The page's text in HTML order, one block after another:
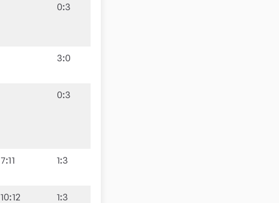
0:3
3:0
0:3
7:11 1:3
10:12 1:3